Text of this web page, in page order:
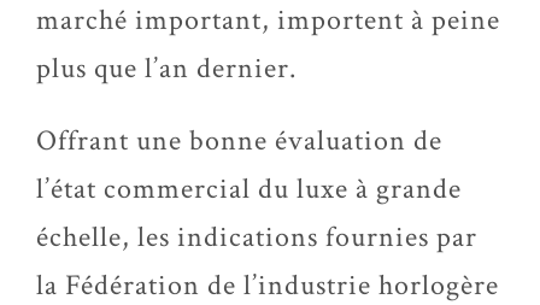
marché important, importent à peine
plus que l’an dernier.
Offrant une bonne évaluation de
l’état commercial du luxe à grande
échelle, les indications fournies par
la Fédération de l’industrie horlogère